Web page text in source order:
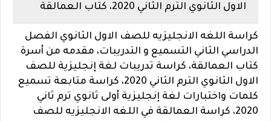
الاول الثانوي الترم الثاني 2020، كتاب العمالقة
كراسة اللغه الانجليزيه للصف الاول الثانوي الفصل
الدراسي الثاني التسميع و التدريبات، مقدمه من أسرة
كتاب العمالقة، كراسة تدريبات لغة إنجليزية للصف
الاول الثانوي الترم الثاني 2020، كراسة متابعة تسميع
كلمات واختبارات لغة إنجليزية أولى ثانوي ترم ثاني
2020، كراسة العمالقة في اللغه الانجليزيه للصف